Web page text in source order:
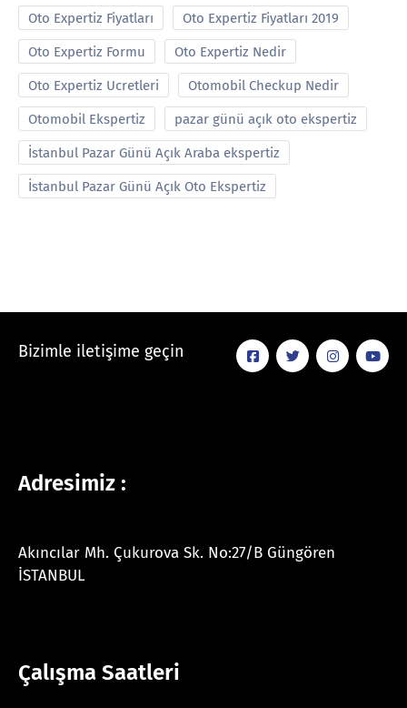
Oto Expertiz Fiyatları Oto Expertiz Fiyatları 2019
Oto Expertiz Formu Oto Expertiz Nedir
Oto Expertiz Ucretleri Otomobil Checkup Nedir
Otomobil Ekspertiz pazar günü açık oto ekspertiz
İstanbul Pazar Günü Açık Araba ekspertiz
İstanbul Pazar Günü Açık Oto Ekspertiz
Bizimle iletişime geçin
Adresimiz :
Akıncılar Mh. Çukurova Sk. No:27/B Güngören
İSTANBUL
Çalışma Saatleri